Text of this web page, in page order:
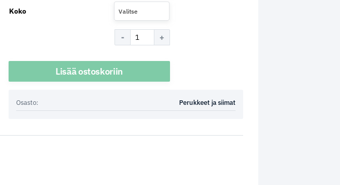
Koko Valitse
Lisää ostoskoriin
Osasto: Perukkeet ja siimat